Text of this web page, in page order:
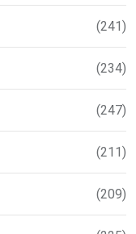
(241)
(234)
(247)
(211)
(209)